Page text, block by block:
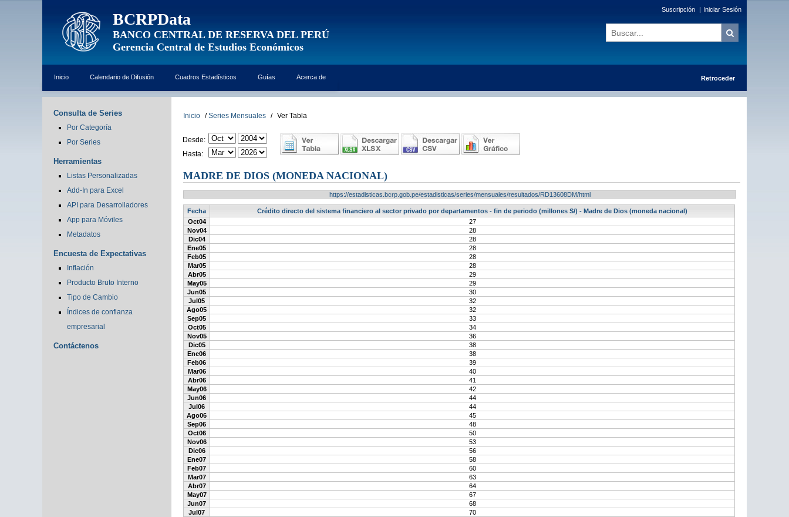
BCRPData
BANCO CENTRAL DE RESERVA DEL PERÚ
Gerencia Central de Estudios Económicos
Suscripción | Iniciar Sesión
Inicio Calendario de Difusión Cuadros Estadísticos Guías Acerca de Retroceder
Consulta de Series
Por Categoría
Por Series
Herramientas
Listas Personalizadas
Add-In para Excel
API para Desarrolladores
App para Móviles
Metadatos
Encuesta de Expectativas
Inflación
Producto Bruto Interno
Tipo de Cambio
Índices de confianza
empresarial
Contáctenos
Inicio / Series Mensuales / Ver Tabla
Desde:
Hasta:
MADRE DE DIOS (MONEDA NACIONAL)
https://estadisticas.bcrp.gob.pe/estadisticas/series/mensuales/resultados/RD13608DM/html
Fecha
Crédito directo del sistema financiero al sector privado por departamentos - fin de periodo (millones S/) - Madre de Dios (moneda nacional)
Oct04
27
Nov04
28
Dic04
28
Ene05
28
Feb05
28
Mar05
28
Abr05
29
May05
29
Jun05
30
Jul05
32
Ago05
32
Sep05
33
Oct05
34
Nov05
36
Dic05
38
Ene06
38
Feb06
39
Mar06
40
Abr06
41
May06
42
Jun06
44
Jul06
44
Ago06
45
Sep06
48
Oct06
50
Nov06
53
Dic06
56
Ene07
58
Feb07
60
Mar07
63
Abr07
64
May07
67
Jun07
68
Jul07
70